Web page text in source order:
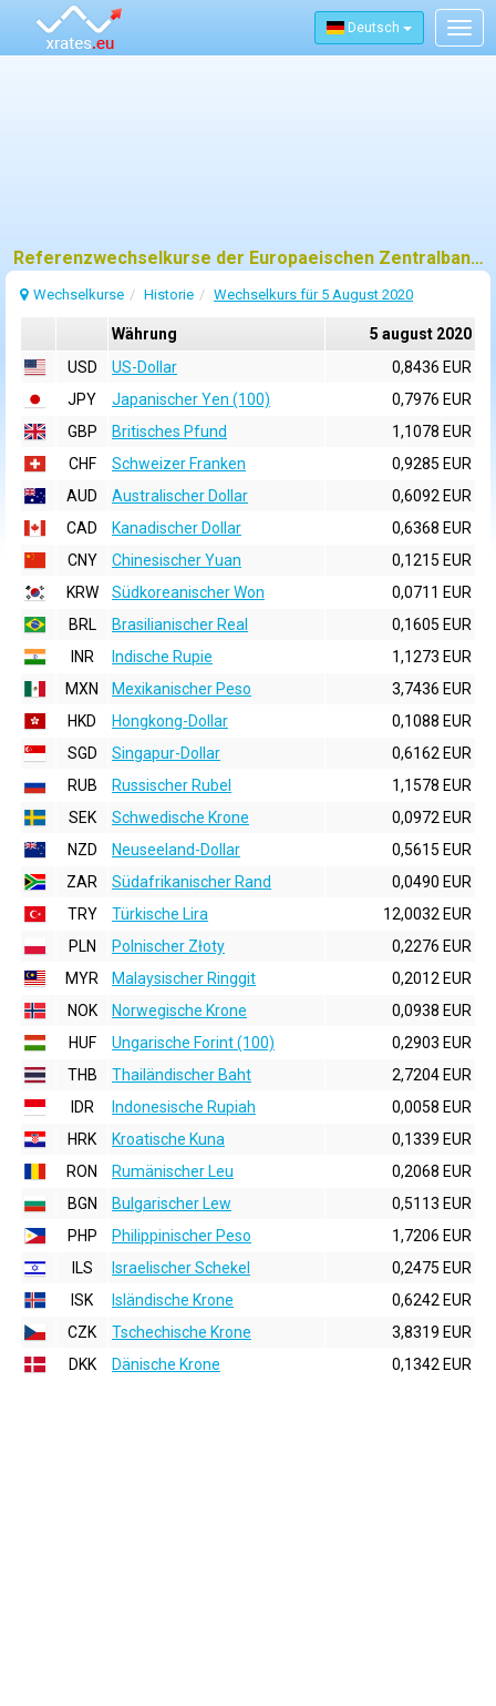
Deutsch
Referenzwechselkurse der Europaeischen Zentralbank (EZB) fuer 5 august 2020
Wechselkurse Historie Wechselkurs für 5 August 2020
Währung
5 august 2020
USD
US-Dollar
0,8436 EUR
JPY
Japanischer Yen (100)
0,7976 EUR
GBP
Britisches Pfund
1,1078 EUR
CHF
Schweizer Franken
0,9285 EUR
AUD
Australischer Dollar
0,6092 EUR
CAD
Kanadischer Dollar
0,6368 EUR
CNY
Chinesischer Yuan
0,1215 EUR
KRW
Südkoreanischer Won
0,0711 EUR
BRL
Brasilianischer Real
0,1605 EUR
INR
Indische Rupie
1,1273 EUR
MXN
Mexikanischer Peso
3,7436 EUR
HKD
Hongkong-Dollar
0,1088 EUR
SGD
Singapur-Dollar
0,6162 EUR
RUB
Russischer Rubel
1,1578 EUR
SEK
Schwedische Krone
0,0972 EUR
NZD
Neuseeland-Dollar
0,5615 EUR
ZAR
Südafrikanischer Rand
0,0490 EUR
TRY
Türkische Lira
12,0032 EUR
PLN
Polnischer Złoty
0,2276 EUR
MYR
Malaysischer Ringgit
0,2012 EUR
NOK
Norwegische Krone
0,0938 EUR
HUF
Ungarische Forint (100)
0,2903 EUR
THB
Thailändischer Baht
2,7204 EUR
IDR
Indonesische Rupiah
0,0058 EUR
HRK
Kroatische Kuna
0,1339 EUR
RON
Rumänischer Leu
0,2068 EUR
BGN
Bulgarischer Lew
0,5113 EUR
PHP
Philippinischer Peso
1,7206 EUR
ILS
Israelischer Schekel
0,2475 EUR
ISK
Isländische Krone
0,6242 EUR
CZK
Tschechische Krone
3,8319 EUR
DKK
Dänische Krone 0,1342 EUR